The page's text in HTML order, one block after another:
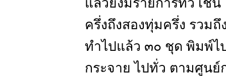
แล้วยังมีรายการทีวี เช่
ครึ่งถึงสองทุ่มครึ่ง รวมถึ
ทำไปแล้ว ๓๐ ชุด พิมพ์
กระจาย ไปทั่ว ตามศูนย์